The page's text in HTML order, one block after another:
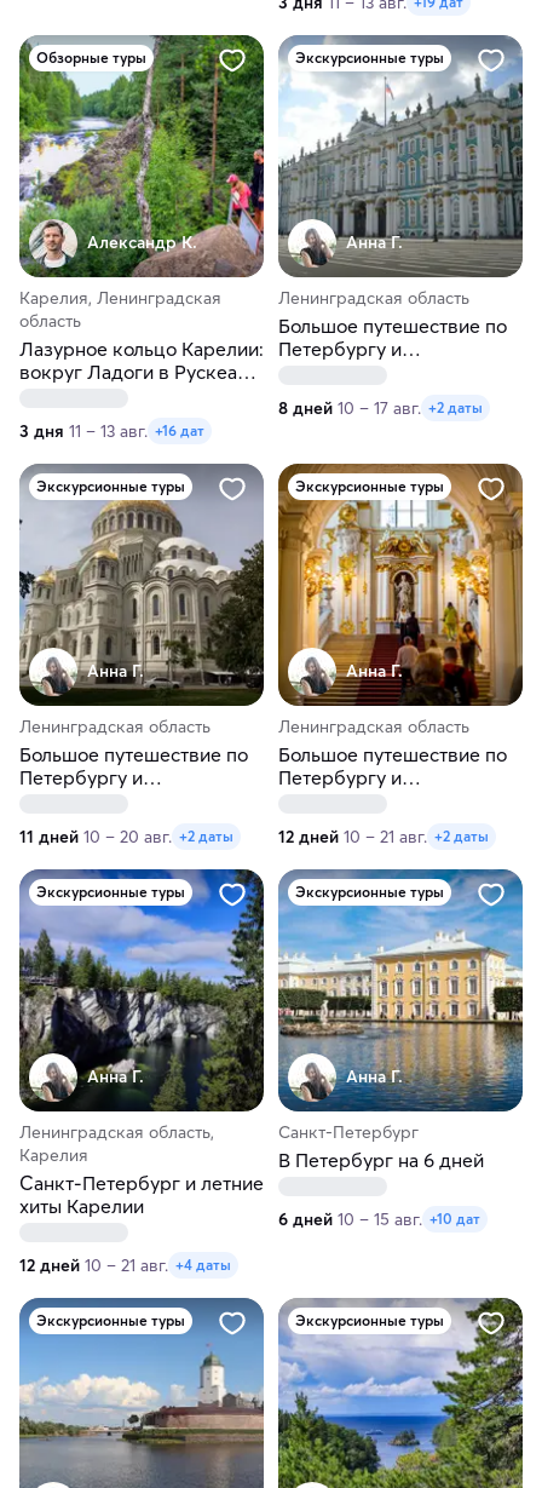
Обзорные туры
Александр К.
Карелия, Ленинградская
область
Лазурное кольцо Карелии:
вокруг Ладоги в Рускеалу,
3 дня 11 – 13 авг. +16 дат
Экскурсионные туры
Анна Г.
Ленинградская область
Большое путешествие по
Петербургу и
8 дней 10 – 17 авг. +2 даты
Экскурсионные туры
Анна Г.
Ленинградская область
Большое путешествие по
Петербургу и
11 дней 10 – 20 авг. +2 даты
Экскурсионные туры
Анна Г.
Ленинградская область
Большое путешествие по
Петербургу и
12 дней 10 – 21 авг. +2 даты
Экскурсионные туры
Анна Г.
Ленинградская область,
Карелия
Санкт-Петербург и летние
хиты Карелии
12 дней 10 – 21 авг. +4 даты
Экскурсионные туры
Анна Г.
Санкт-Петербург
В Петербург на 6 дней
6 дней 10 – 15 авг. +10 дат
Экскурсионные туры Экскурсионные туры